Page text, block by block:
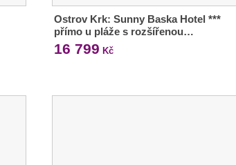
Ostrov Krk: Sunny Baska Hotel ***
přímo u pláže s rozšířenou…
16 799 Kč